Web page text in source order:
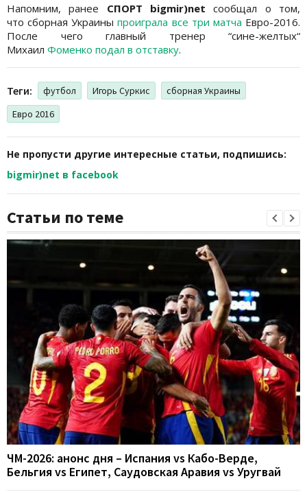
Напомним, ранее СПОРТ bigmir)net сообщал о том,
что сборная Украиныпроиграла все три матча Евро-2016.
После чего главный тренер “сине-желтых“
Михаил Фоменко подал в отставку.
Теги: футбол Игорь Суркис
сборная Украины
Евро 2016
Не пропусти другие интересные статьи, подпишись:
bigmir)net в facebook
Статьи по теме
ЧМ-2026: анонс дня – Испания vs Кабо-Верде,
Бельгия vs Египет, Саудовская Аравия vs Уругвай